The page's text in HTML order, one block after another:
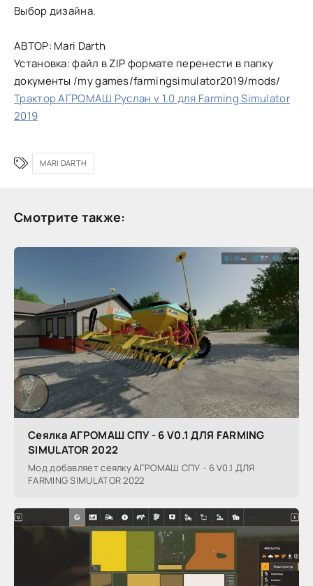
Выбор дизайна.
АВТОР: Mari Darth
Установка: файл в ZIP формате перенести в папку
документы /my games/farmingsimulator2019/mods/
Трактор АГРОМАШ Руслан v 1.0 для Farming Simulator
2019
MARI DARTH
Смотрите также:
Сеялка АГРОМАШ СПУ - 6 V0.1 ДЛЯ FARMING
SIMULATOR 2022
Мод добавляет сеялку АГРОМАШ СПУ - 6 V0.1 ДЛЯ
FARMING SIMULATOR 2022